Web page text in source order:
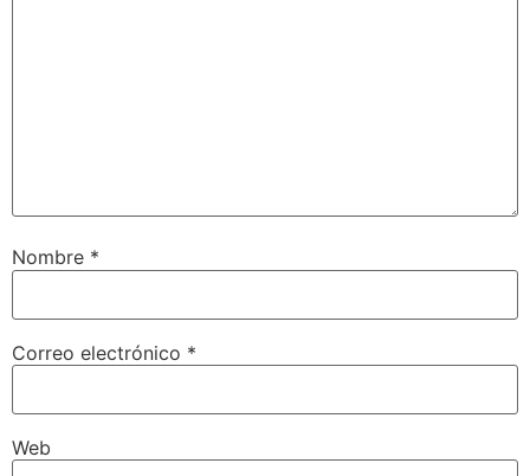
Nombre *
Correo electrónico *
Web